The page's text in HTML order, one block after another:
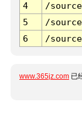
4
/
5
/
6
/
www.365jz.com 已